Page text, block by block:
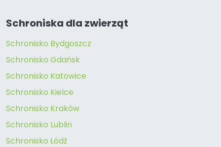
Schroniska dla zwierząt
Schronisko Bydgoszcz
Schronisko Gdańsk
Schronisko Katowice
Schronisko Kielce
Schronisko Kraków
Schronisko Lublin
Schronisko Łódź